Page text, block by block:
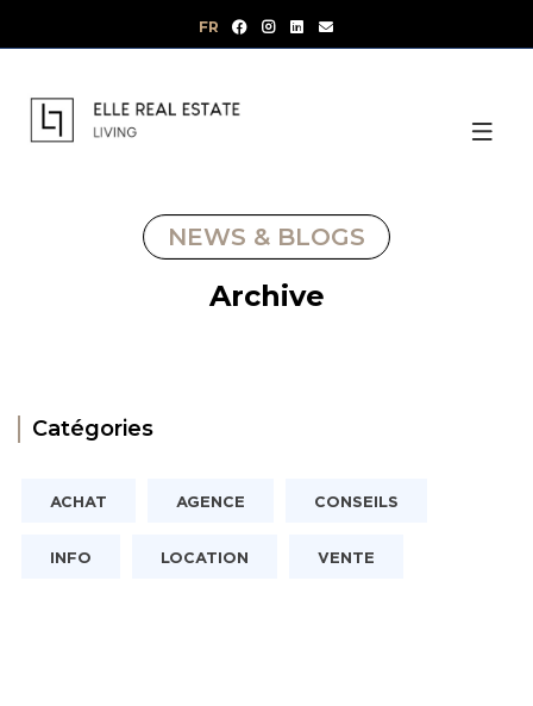
au
FR
NEWS & BLOGS
Archive
Catégories
ACHAT AGENCE CONSEILS
INFO LOCATION VENTE